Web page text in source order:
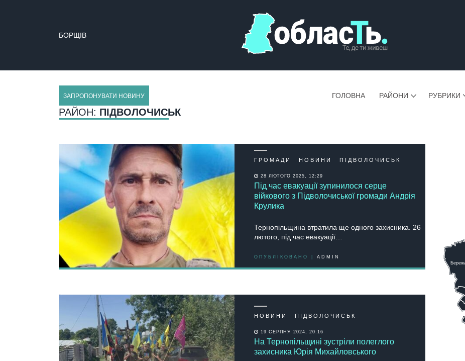
БОРЩІВ
ЗАПРОПОНУВАТИ НОВИНУ ГОЛОВНА РАЙОНИ РУБРИКИ
РАЙОН: ПІДВОЛОЧИСЬК
ГРОМАДИ НОВИНИ ПІДВОЛОЧИСЬК
28 ЛЮТОГО 2025, 12:29
Під час евакуації зупинилося серце
війкового з Підволочиської громади Андрія
Крулика
Тернопільщина втратила ще одного захисника. 26
лютого, під час евакуації…
ОПУБЛІКОВАНО | ADMIN
НОВИНИ ПІДВОЛОЧИСЬК
19 СЕРПНЯ 2024, 20:16
На Тернопільщині зустріли полеглого
захисника Юрія Михайловського